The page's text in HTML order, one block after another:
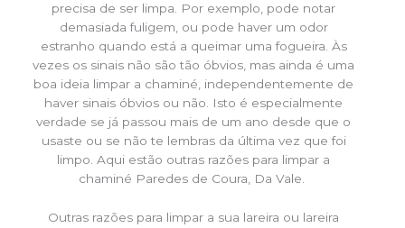
precisa de ser limpa. Por exemplo, pode notar
demasiada fuligem, ou pode haver um odor
estranho quando está a queimar uma fogueira. Às
vezes os sinais não são tão óbvios, mas ainda é uma
boa ideia limpar a chaminé, independentemente de
haver sinais óbvios ou não. Isto é especialmente
verdade se já passou mais de um ano desde que o
usaste ou se não te lembras da última vez que foi
limpo. Aqui estão outras razões para limpar a
chaminé Paredes de Coura, Da Vale.
Outras razões para limpar a sua lareira ou lareira